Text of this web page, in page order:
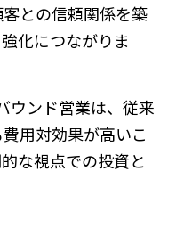
との信頼関係を築
化につながりま
ウンド営業は、従来
用対効果が高いこ
な視点での投資と